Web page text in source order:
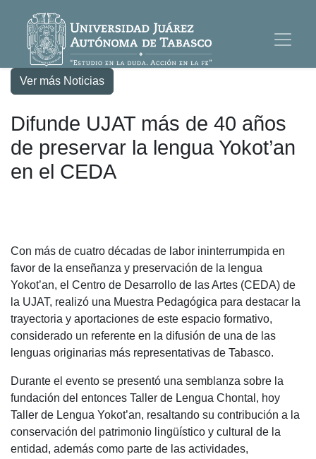
Ver más Noticias
Difunde UJAT más de 40 años
de preservar la lengua Yokot’an
en el CEDA
Con más de cuatro décadas de labor ininterrumpida en
favor de la enseñanza y preservación de la lengua
Yokot’an, el Centro de Desarrollo de las Artes (CEDA) de
la UJAT, realizó una Muestra Pedagógica para destacar la
trayectoria y aportaciones de este espacio formativo,
considerado un referente en la difusión de una de las
lenguas originarias más representativas de Tabasco.
Durante el evento se presentó una semblanza sobre la
fundación del entonces Taller de Lengua Chontal, hoy
Taller de Lengua Yokot’an, resaltando su contribución a la
conservación del patrimonio lingüístico y cultural de la
entidad, además como parte de las actividades,